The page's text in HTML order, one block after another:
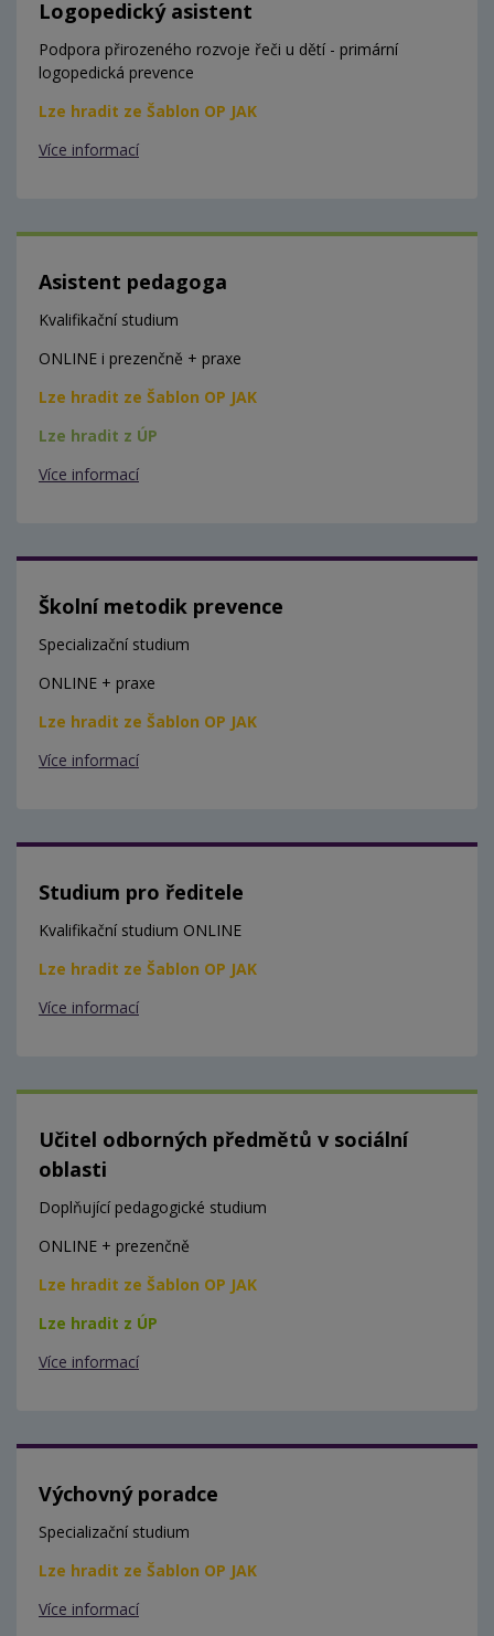
Logopedický asistent
Podpora přirozeného rozvoje řeči u dětí - primární
logopedická prevence
Lze hradit ze Šablon OP JAK
Více informací
Asistent pedagoga
Kvalifikační studium
ONLINE i prezenčně + praxe
Lze hradit ze Šablon OP JAK
Lze hradit z ÚP
Více informací
Školní metodik prevence
Specializační studium
ONLINE + praxe
Lze hradit ze Šablon OP JAK
Více informací
Studium pro ředitele
Kvalifikační studium ONLINE
Lze hradit ze Šablon OP JAK
Více informací
Učitel odborných předmětů v sociální
oblasti
Doplňující pedagogické studium
ONLINE + prezenčně
Lze hradit ze Šablon OP JAK
Lze hradit z ÚP
Více informací
Výchovný poradce
Specializační studium
Lze hradit ze Šablon OP JAK
Více informací